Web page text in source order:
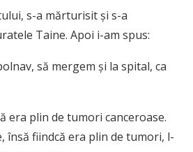
s-a mărturisit și s-a
Taine. Apoi i-am spus:
să mergem și la spital, ca
era plin de tumori canceroase.
însă fiindcă era plin de tumori, l-